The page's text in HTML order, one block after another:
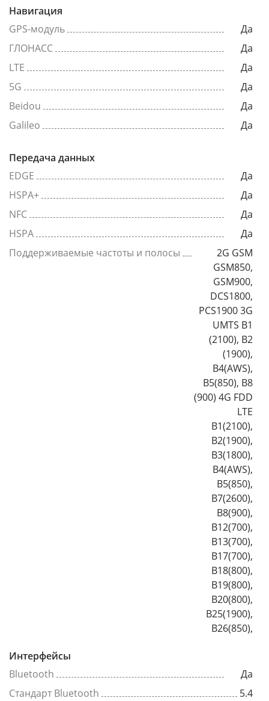
Навигация
GPS-модуль
Да
ГЛОНАСС
Да
LTE
Да
5G
Да
Beidou
Да
Galileo
Да
Передача данных
EDGE
Да
HSPA+
Да
NFC
Да
HSPA
Да
Поддерживаемые частоты и полосы
2G GSM
GSM850,
GSM900,
DCS1800,
PCS1900 3G
UMTS B1
(2100), B2
(1900),
B4(AWS),
B5(850), B8
(900) 4G FDD
LTE
B1(2100),
B2(1900),
B3(1800),
B4(AWS),
B5(850),
B7(2600),
B8(900),
B12(700),
B13(700),
B17(700),
B18(800),
B19(800),
B20(800),
B25(1900),
B26(850),
Интерфейсы
Bluetooth
Да
Стандарт Bluetooth
5.4